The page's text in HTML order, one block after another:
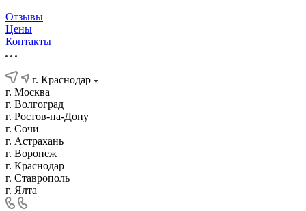
Отзывы
Цены
Контакты
г. Краснодар
г. Москва
г. Волгоград
г. Ростов-на-Дону
г. Сочи
г. Астрахань
г. Воронеж
г. Краснодар
г. Ставрополь
г. Ялта